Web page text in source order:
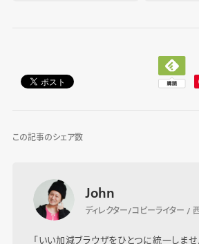
この記事のシェア数
John
ディレクター/コピーライター /
「いい加減ブラウザをひとつに統一しま